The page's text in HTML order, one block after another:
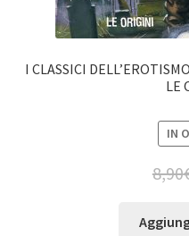
I CLASSICI
LE
IN
8,90